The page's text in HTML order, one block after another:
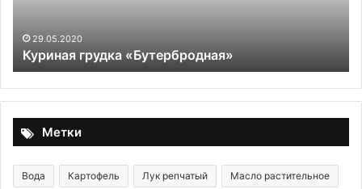
29.05.2020
Куриная грудка «Бутербродная»
Метки
Вода Картофель Лук репчатый Масло растительное